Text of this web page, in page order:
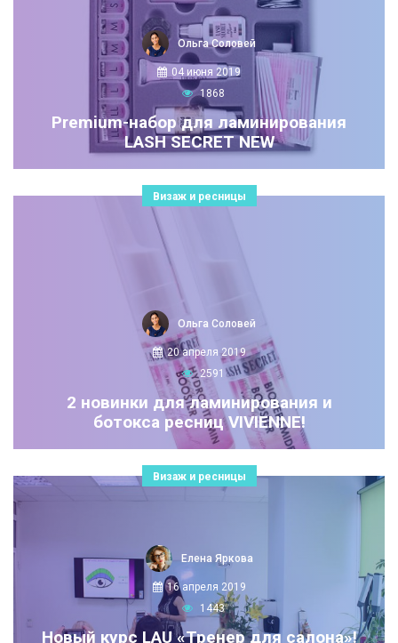
Ольга Соловей
04 июня 2019
1868
Premium-набор для ламинирования
LASH SECRET NEW
Визаж и ресницы
Ольга Соловей
20 апреля 2019
2591
2 новинки для ламинирования и
ботокса ресниц VIVIENNE!
Визаж и ресницы
Елена Яркова
16 апреля 2019
1443
Новый курс LAU «Тренер для салона»!